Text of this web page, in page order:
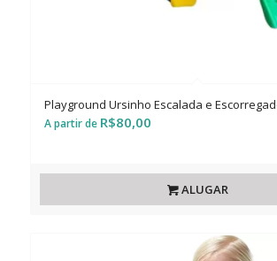
Playground Ursinho Escalada e
R$80,00
ALUGAR